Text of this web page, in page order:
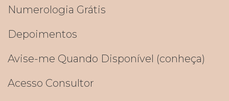
Numerologia Grátis
Depoimentos
Avise-me Quando Disponível (conheça)
Acesso Consultor